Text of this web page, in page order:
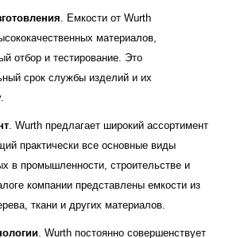
. Емкости от Wurth
материалов,
отбор и тестирование. Это
срок службы изделий и их
. Wurth предлагает широкий ассортимент
практически все основные виды
в промышленности, строительстве и
компании представлены емкости из
ткани и других материалов.
. Wurth постоянно совершенствует